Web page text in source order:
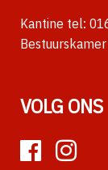
Kantine tel:
VOLG ONS